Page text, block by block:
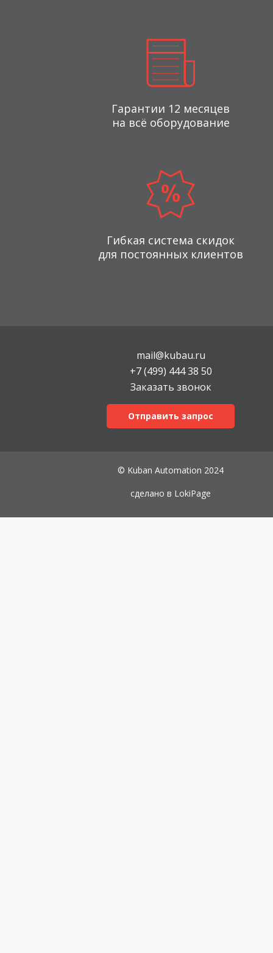
Гарантии 12 месяцев
на всё оборудование
Гибкая система скидок
для постоянных клиентов
mail@kubau.ru
+7 (499) 444 38 50
Заказать звонок
Отправить запрос
© Kuban Automation 2024
сделано в LokiPage